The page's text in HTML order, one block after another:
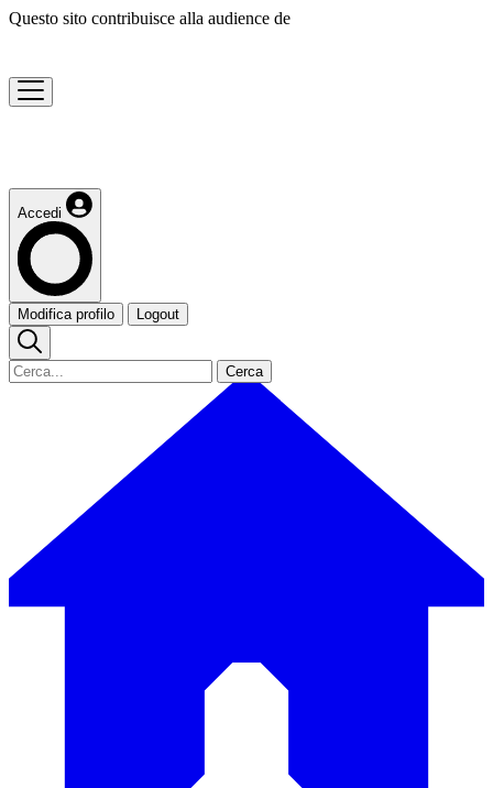
Questo sito contribuisce alla audience de
Accedi
Modifica profilo Logout
Cerca